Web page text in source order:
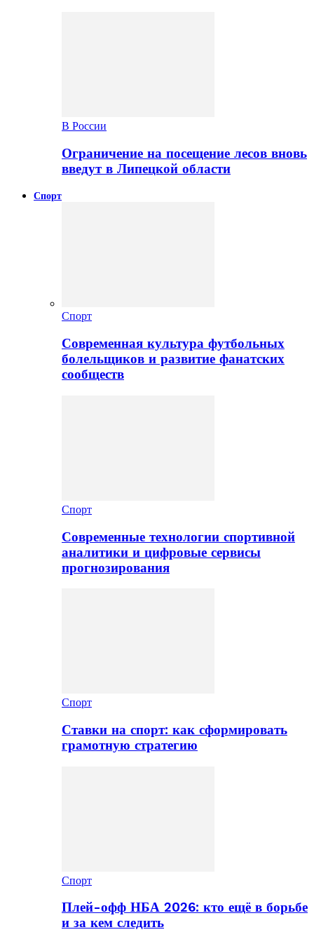
В России
Ограничение на посещение лесов вновь
введут в Липецкой области
Спорт
Спорт
Современная культура футбольных
болельщиков и развитие фанатских
сообществ
Спорт
Современные технологии спортивной
аналитики и цифровые сервисы
прогнозирования
Спорт
Ставки на спорт: как сформировать
грамотную стратегию
Спорт
Плей-офф НБА 2026: кто ещё в борьбе
и за кем следить